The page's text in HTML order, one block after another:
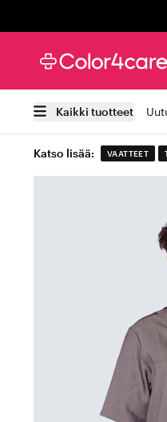
Kaikki tuotteet
Katso lisää: VAATTEET